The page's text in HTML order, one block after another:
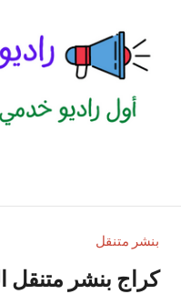
المحتوى
الكويت
للاعلانات
بالكويت
بنشر متنقل